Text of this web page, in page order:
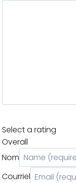
Select a rating
Overall
Nom
Courriel